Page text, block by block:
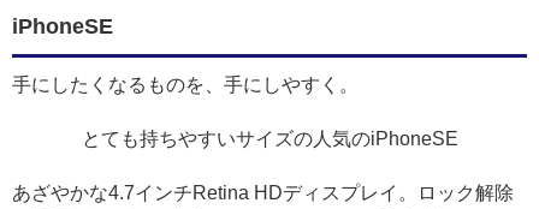
iPhoneSE
手にしたくなるものを、手にしやすく。
とても持ちやすいサイズの人気のiPhoneSE
あざやかな4.7インチRetina HDディスプレイ。ロック解除